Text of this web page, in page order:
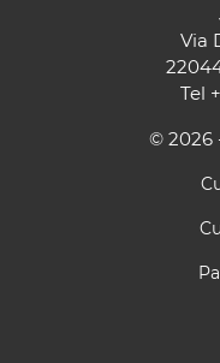
Via
Tel
© 2026